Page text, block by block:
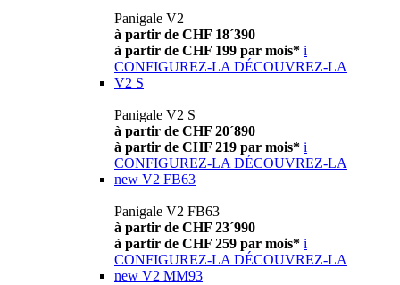
Panigale V2
à partir de CHF 18´390
à partir de CHF 199 par mois* i
CONFIGUREZ-LA DÉCOUVREZ-LA
V2 S
Panigale V2 S
à partir de CHF 20´890
à partir de CHF 219 par mois* i
CONFIGUREZ-LA DÉCOUVREZ-LA
new V2 FB63
Panigale V2 FB63
à partir de CHF 23´990
à partir de CHF 259 par mois* i
CONFIGUREZ-LA DÉCOUVREZ-LA
new V2 MM93